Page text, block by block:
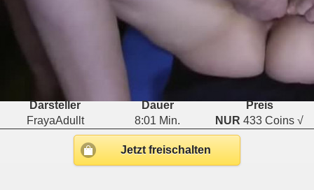
Darsteller Dauer
Preis
FrayaAdullt
8:01 Min. NUR 433 Coins √
Jetzt freischalten